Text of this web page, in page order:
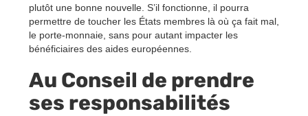
plutôt une bonne nouvelle. S’il fonctionne, il pourra
permettre de toucher les États membres là où ça fait mal,
le porte-monnaie, sans pour autant impacter les
bénéficiaires des aides européennes.
Au Conseil de prendre
ses responsabilités